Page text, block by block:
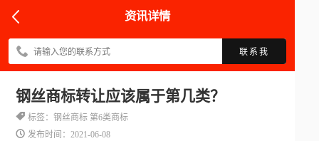
资讯详情
联系我
钢丝商标转让应该属于第几类？
标签：钢丝商标​ 第6类商标
发布时间：2021-06-08